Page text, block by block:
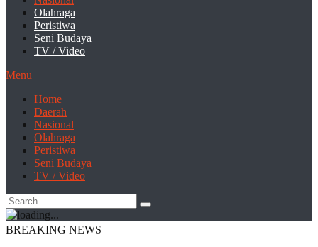
Olahraga
Peristiwa
Seni Budaya
TV / Video
Menu
Home
Daerah
Nasional
Olahraga
Peristiwa
Seni Budaya
TV / Video
BREAKING NEWS